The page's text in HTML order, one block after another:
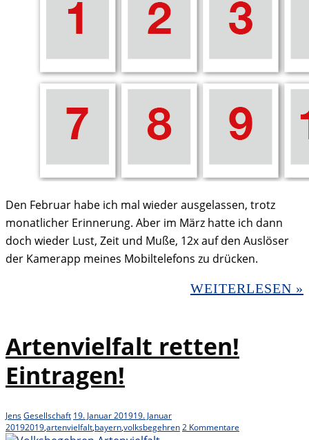
Den Februar habe ich mal wieder ausgelassen, trotz
monatlicher Erinnerung. Aber im März hatte ich dann
doch wieder Lust, Zeit und Muße, 12x auf den Auslöser
der Kamerapp meines Mobiltelefons zu drücken.
WEITERLESEN »
Artenvielfalt retten!
Eintragen!
JensGesellschaft 19. Januar 201919. Januar
20192019,artenvielfalt,bayern,volksbegehren2 Kommentare